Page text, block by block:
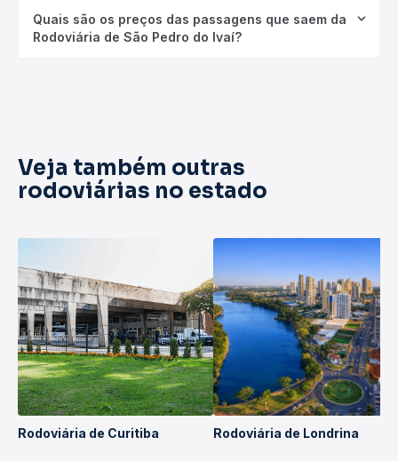
Quais são os preços das passagens que saem da
Rodoviária de São Pedro do Ivaí?
Veja também outras
rodoviárias no estado
Rodoviária de Curitiba Rodoviária de Londrina